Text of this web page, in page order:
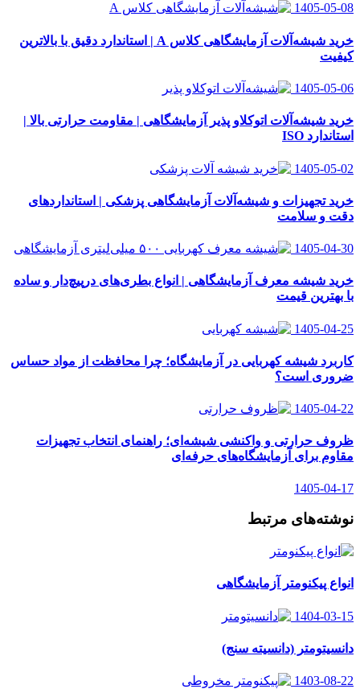
1405-05-08
خرید شیشه‌آلات آزمایشگاهی کلاس A | استاندارد دقیق با بالاترین
کیفیت
1405-05-06
خرید شیشه‌آلات اتوکلاو پذیر آزمایشگاهی | مقاومت حرارتی بالا |
استاندارد ISO
1405-05-02
خرید تجهیزات و شیشه‌آلات آزمایشگاهی پزشکی | استانداردهای
دقت و سلامت
1405-04-30
خرید شیشه معرف آزمایشگاهی | انواع بطری‌های در‌پیچ‌دار و ساده
با بهترین قیمت
1405-04-25
کاربرد شیشه کهربایی در آزمایشگاه؛ چرا محافظت از مواد حساس
ضروری است؟
1405-04-22
ظروف حرارتی و واکنشی شیشه‌ای؛ راهنمای انتخاب تجهیزات
مقاوم برای آزمایشگاه‌های حرفه‌ای
1405-04-17
نوشته‌های مرتبط
انواع پیکنومتر آزمایشگاهی
1404-03-15
دانسیتومتر (دانسیته سنج)
1403-08-22